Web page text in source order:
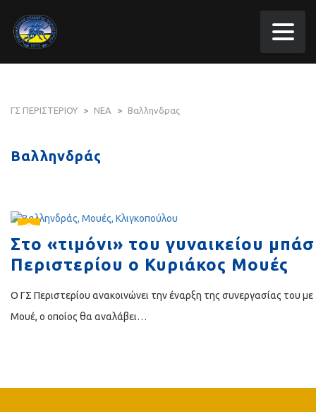
ΓΣ ΠΕΡΙΣΤΕΡΙΟΥ > ΝΕΑ > Βαλληνδρας
Βαλληνδράς
Στο «τιμόνι» του γυναικείου
Περιστερίου ο Κυριάκος Μουές
Ο ΓΣ Περιστερίου ανακοινώνει την έναρξη της συνεργασίας του
Μουέ, ο οποίος θα αναλάβει…